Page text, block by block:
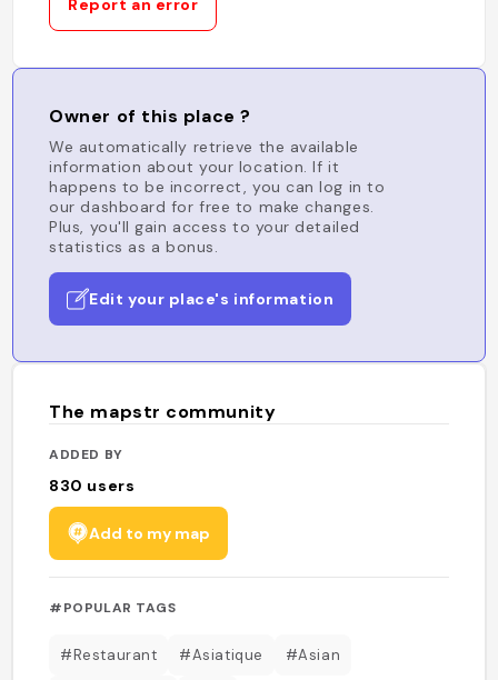
Report an error
Owner of this place ?
We automatically retrieve the available
information about your location. If it
happens to be incorrect, you can log in to
our dashboard for free to make changes.
Plus, you'll gain access to your detailed
statistics as a bonus.
Edit your place's information
The mapstr community
ADDED BY
830 users
Add to my map
#POPULAR TAGS
#Restaurant #Asiatique #Asian